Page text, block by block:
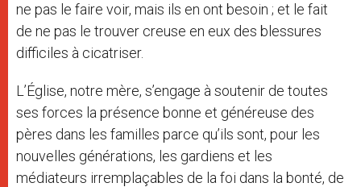
ne pas le faire voir, mais ils en ont besoin ; et le fait
de ne pas le trouver creuse en eux des blessures
difficiles à cicatriser.
L’Église, notre mère, s’engage à soutenir de toutes
ses forces la présence bonne et généreuse des
pères dans les familles parce qu’ils sont, pour les
nouvelles générations, les gardiens et les
médiateurs irremplaçables de la foi dans la bonté, de